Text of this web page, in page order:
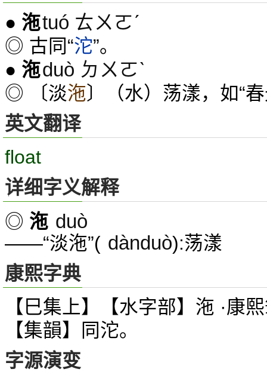
● 沲tuó ㄊㄨㄛˊ
◎ 古同“沱”。
● 沲duò ㄉㄨㄛˋ
◎ 〔淡沲〕（水）荡漾，如“
英文翻译
float
详细字义解释
◎ 沲 duò
——“淡沲”( dànduò):荡漾
康熙字典
【巳集上】【水字部】沲 ·康
【集韻】同沱。
字源演变